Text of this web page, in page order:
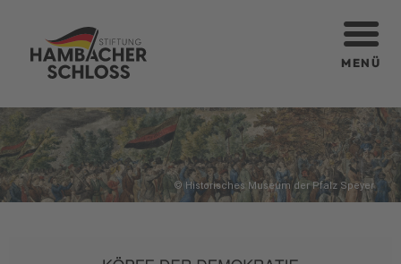
© Historisches Museum der Pfalz Speyer
MENÜ